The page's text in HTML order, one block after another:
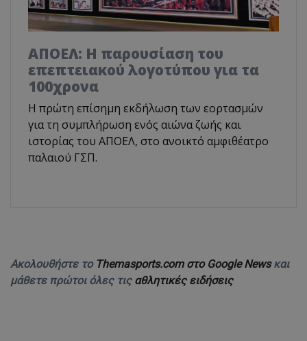
ΑΠΟΕΛ: Η παρουσίαση του
επεπτειακού λογοτύπου για τα
100χρονα
H πρώτη επίσημη εκδήλωση των εορτασμών
για τη συμπλήρωση ενός αιώνα ζωής και
ιστορίας του ΑΠΟΕΛ, στο ανοικτό αμφιθέατρο
παλαιού ΓΣΠ.
Ακολουθήστε το Themasports.com στο Google Newsκαι
μάθετε πρώτοι όλες τις αθλητικές ειδήσεις